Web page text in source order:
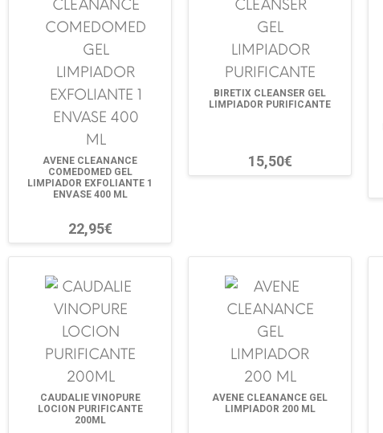
AVENE CLEANANCE
COMEDOMED GEL
LIMPIADOR EXFOLIANTE 1
ENVASE 400 ML
22,95€
BIRETIX CLEANSER GEL
LIMPIADOR PURIFICANTE
15,50€
CAUDALIE VINOPURE
LOCION PURIFICANTE
200ML
AVENE CLEANANCE GEL
LIMPIADOR 200 ML